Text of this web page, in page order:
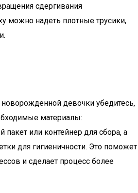
сдергивания
можно надеть плотные трусики,
девочки убедитесь,
материалы:
пакет или контейнер для сбора, а
для гигиеничности. Это поможет
и сделает процесс более